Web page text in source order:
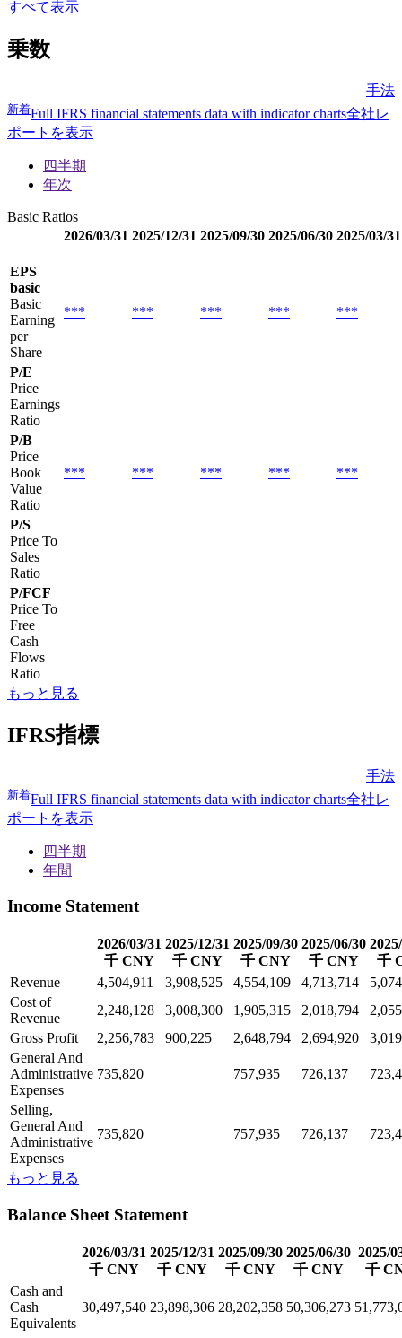
すべて表示
乗数
手法
新着Full IFRS financial statements data with indicator charts全社レ
ポートを表示
四半期
年次
Basic Ratios
2026/03/31 2025/12/31 2025/09/30 2025/06/30 2025/03/31
EPS
basic
Basic
Earning
per
Share
*** *** *** *** ***
P/E
Price
Earnings
Ratio
P/B
Price
Book
Value
Ratio
*** *** *** *** ***
P/S
Price To
Sales
Ratio
P/FCF
Price To
Free
Cash
Flows
Ratio
もっと見る
IFRS指標
手法
新着Full IFRS financial statements data with indicator charts全社レ
ポートを表示
四半期
年間
Income Statement
2026/03/31
千 CNY
2025/12/31
千 CNY
2025/09/30
千 CNY
2025/06/30
千 CNY
千
Revenue
4,504,911 3,908,525 4,554,109 4,713,714
Cost of
Revenue
2,248,128 3,008,300 1,905,315 2,018,794
Gross Profit
2,256,783 900,225 2,648,794 2,694,920
General And
Administrative
Expenses
735,820 757,935 726,137
Selling,
General And
Administrative
Expenses
735,820 757,935 726,137
もっと見る
Balance Sheet Statement
2026/03/31
千 CNY
2025/12/31
千 CNY
2025/09/30
千 CNY
2025/06/30
千 CNY
2025/
千
Cash and
Cash
Equivalents
30,497,540 23,898,306 28,202,358 50,306,273